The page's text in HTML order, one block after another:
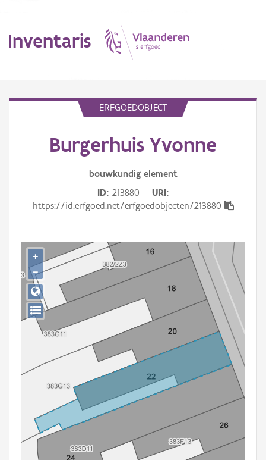
Inventaris
Erfgoedobject
Gebeurtenis
Persoon of collectief
Downloads
Hergebruik
ERFGOEDOBJECT
Burgerhuis Yvonne
bouwkundig element
ID 213880
URI
https://id.erfgoed.net/erfgoedobjecten/213880
+
−